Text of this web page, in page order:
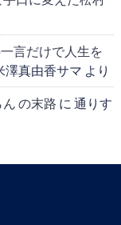
言だけで人生を
澤真由香サマ より
の末路 に 通りす